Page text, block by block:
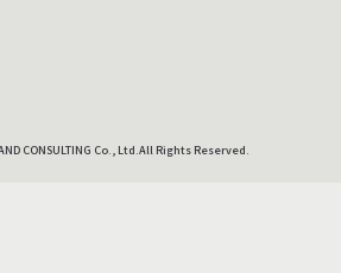
CONSULTING Co., Ltd.All Rights Reserved.